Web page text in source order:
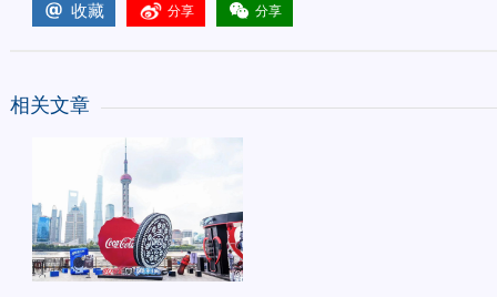
收藏 分享 分享
相关文章